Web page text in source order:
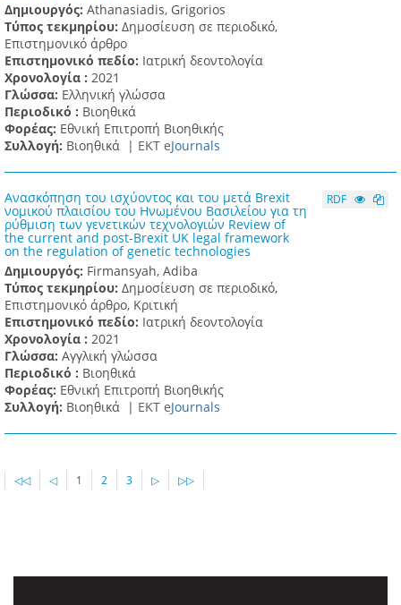
Δημιουργός: Athanasiadis, Grigorios
Τύπος τεκμηρίου: Δημοσίευση σε περιοδικό,
Επιστημονικό άρθρο
Επιστημονικό πεδίο: Ιατρική δεοντολογία
Χρονολογία : 2021
Γλώσσα: Ελληνική γλώσσα
Περιοδικό : Βιοηθικά
Φορέας: Εθνική Επιτροπή Βιοηθικής
Συλλογή: Βιοηθικά | ΕΚΤ eJournals
Ανασκόπηση του ισχύοντος και του μετά Βrexit
νομικού πλαισίου του Ηνωμένου Βασιλείου για τη
ρύθμιση των γενετικών τεχνολογιών Review of
the current and post-Brexit UK legal framework
on the regulation of genetic technologies
Δημιουργός: Firmansyah, Adiba
Τύπος τεκμηρίου: Δημοσίευση σε περιοδικό,
Επιστημονικό άρθρο, Κριτική
Επιστημονικό πεδίο: Ιατρική δεοντολογία
Χρονολογία : 2021
Γλώσσα: Αγγλική γλώσσα
Περιοδικό : Βιοηθικά
Φορέας: Εθνική Επιτροπή Βιοηθικής
Συλλογή: Βιοηθικά | ΕΚΤ eJournals
RDF
◁◁ ◁ 1 2 3 ▷ ▷▷